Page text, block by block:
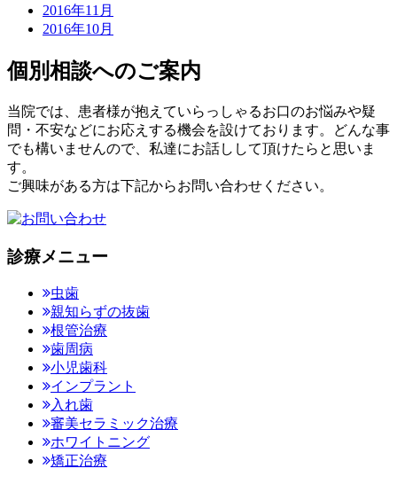
2016年11月
2016年10月
個別相談へのご案内
当院では、患者様が抱えていらっしゃるお口のお悩みや疑
問・不安などにお応えする機会を設けております。どんな事
でも構いませんので、私達にお話しして頂けたらと思いま
す。
ご興味がある方は下記からお問い合わせください。
診療メニュー
虫歯
親知らずの抜歯
根管治療
歯周病
小児歯科
インプラント
入れ歯
審美セラミック治療
ホワイトニング
矯正治療